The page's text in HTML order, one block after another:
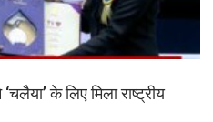
के लिए मिला राष्ट्रीय